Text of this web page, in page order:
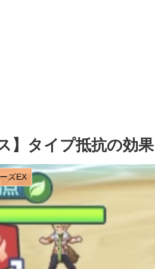
】タイプ抵抗の効
ズEX